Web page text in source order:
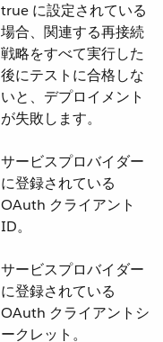
true に設定されている
場合、関連する再接続
戦略をすべて実行した
後にテストに合格しな
いと、デプロイメント
が失敗します。
サービスプロバイダー
に登録されている
OAuth クライアント
ID。
サービスプロバイダー
に登録されている
OAuth クライアントシ
ークレット。